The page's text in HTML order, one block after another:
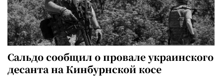
Сальдо сообщил о провале украинского
десанта на Кинбурнской косе